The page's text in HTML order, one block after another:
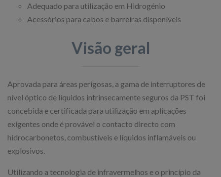
Adequado para utilização em Hidrogénio
Acessórios para cabos e barreiras disponíveis
Visão geral
Aprovada para áreas perigosas, a gama de interruptores de
nível óptico de líquidos intrinsecamente seguros da PST foi
concebida e certificada para utilização em aplicações
exigentes onde é provável o contacto directo com
hidrocarbonetos, combustíveis e líquidos inflamáveis ou
explosivos.
Utilizando a tecnologia de infravermelhos e o princípio da